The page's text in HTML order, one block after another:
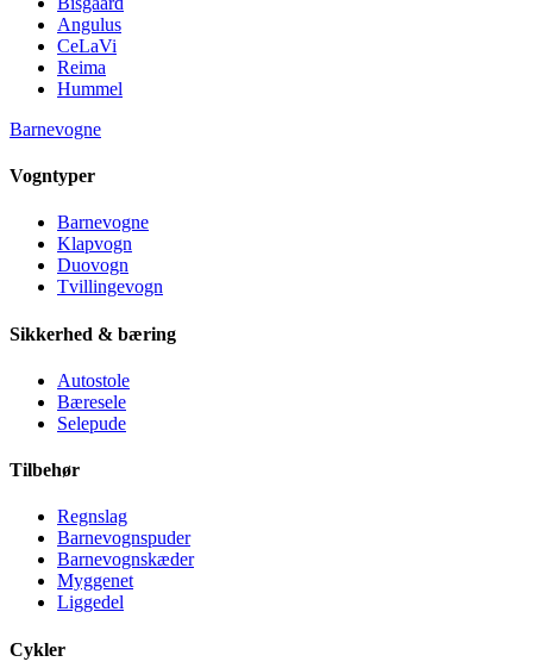
Angulus
CeLaVi
Reima
Hummel
Barnevogne
Vogntyper
Barnevogne
Klapvogn
Duovogn
Tvillingevogn
Sikkerhed & bæring
Autostole
Bæresele
Selepude
Tilbehør
Regnslag
Barnevognspuder
Barnevognskæder
Myggenet
Liggedel
Cykler